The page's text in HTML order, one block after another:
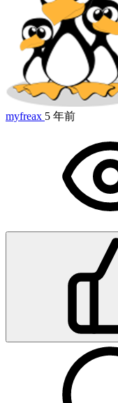
myfreax 5 年前